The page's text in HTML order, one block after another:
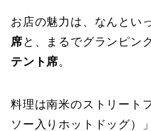
お店の魅力は、なんとい
席と、まるでグランピン
テント席。
料理は南米のストリート
ソー入りホットドッグ）